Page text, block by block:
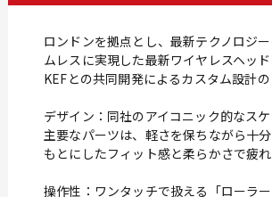
ロンドンを拠点とし、最新テクノロジ
ムレスに実現した最新ワイヤレスヘッ
KEFとの共同開発によるカスタム設計
デザイン：同社のアイコニック的なス
主要なパーツは、軽さを保ちながら十
もとにしたフィット感と柔らかさで疲
操作性：ワンタッチで扱える「ローラ